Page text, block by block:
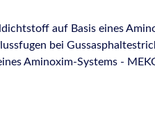
auf Basis eines
bei